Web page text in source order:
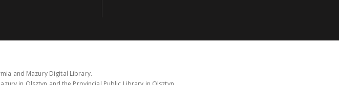
and Mazury Digital Library.